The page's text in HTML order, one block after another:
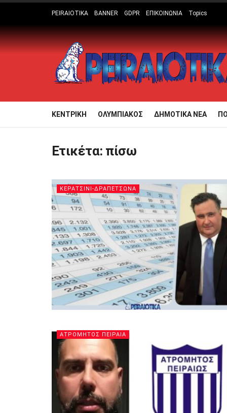
PEIRAIOTIKA BANNER GDPR ΕΠΙΚΟΙΝΩΝΙΑ Topics
ΚΕΝΤΡΙΚΗ ΟΛΥΜΠΙΑΚΟΣ ΔΗΜΟΤΙΚΑ ΝΕΑ
Ετικέτα: πίσω
ΚΕΡΑΤΣΙΝΙ-ΔΡΑΠΕΤΣΩΝΑ
ΑΤΡΟΜΗΤΟΣ ΠΕΙΡΑΙΑ